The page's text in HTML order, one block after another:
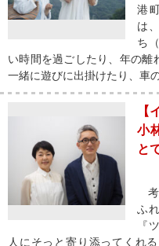
港
は
ち
い時間を過ごしたり、年の離
一緒に遊びに出掛けたり、車
【
小
と
考
ふ
『
人にそっと寄り添ってくれ